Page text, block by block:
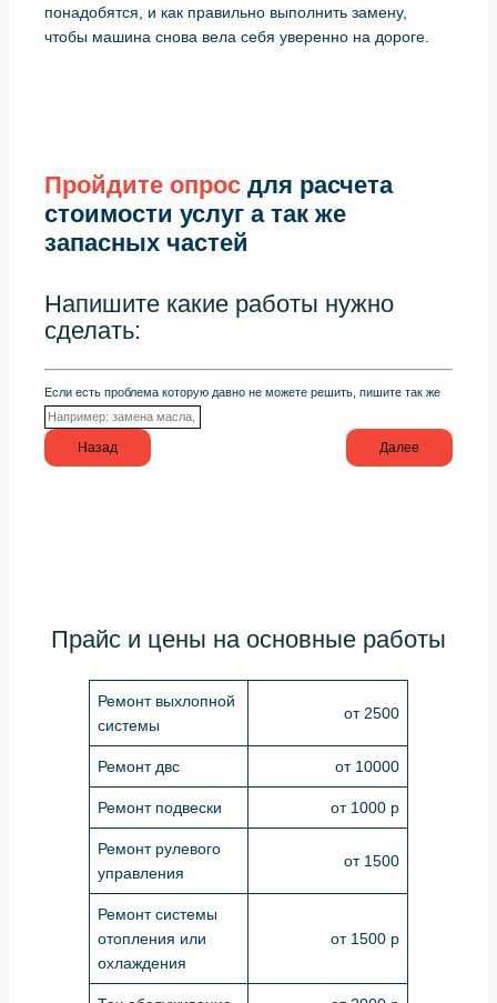
понадобятся, и как правильно выполнить замену,
чтобы машина снова вела себя уверенно на дороге.
Пройдите опрос для расчета
стоимости услуг а так же
запасных частей
Напишите какие работы нужно
сделать:
Если есть проблема которую давно не можете решить, пишите так же
Назад Далее
Прайс и цены на основные работы
Ремонт выхлопной
системы
от 2500
Ремонт двс от 10000
Ремонт подвески от 1000 р
Ремонт рулевого
управления
от 1500
Ремонт системы
отопления или
охлаждения
от 1500 р